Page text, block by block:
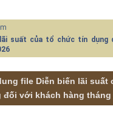
lãi suất của tổ chức tín dụng
file Diễn biến lãi suất
đối với khách hàng tháng